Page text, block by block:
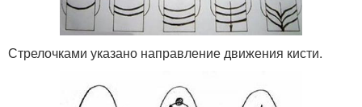
Стрелочками указано направление движения кисти.